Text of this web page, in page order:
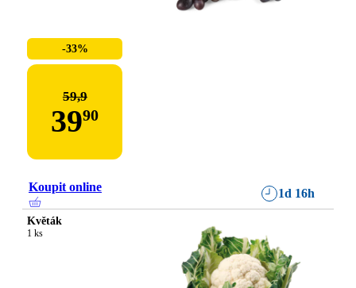
-33%
59,9
3990
Koupit online 1d 16h
Květák
1 ks